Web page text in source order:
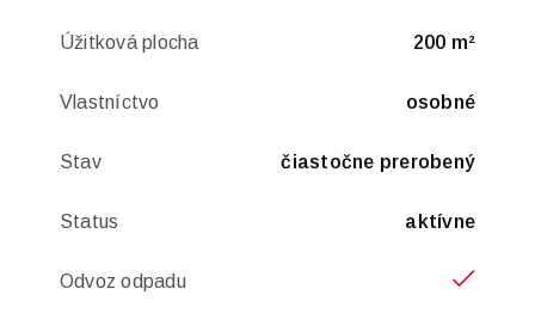
Úžitková plocha 200 m²
Vlastníctvo osobné
Stav čiastočne prerobený
Status aktívne
Odvoz odpadu